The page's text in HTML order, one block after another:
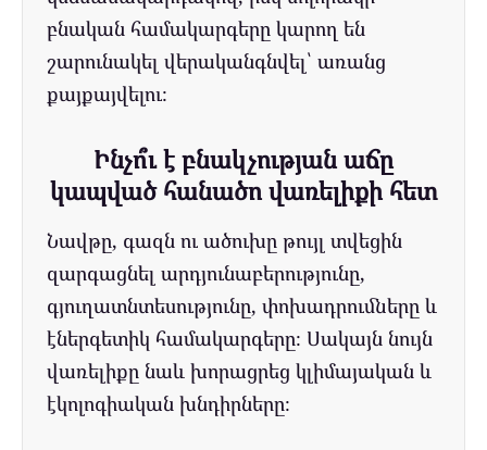
բնական համակարգերը կարող են
շարունակել վերականգնվել՝ առանց
քայքայվելու։
Ինչո՞ւ է բնակչության աճը
կապված հանածո վառելիքի հետ
Նավթը, գազն ու ածուխը թույլ տվեցին
զարգացնել արդյունաբերությունը,
գյուղատնտեսությունը, փոխադրումները և
էներգետիկ համակարգերը։ Սակայն նույն
վառելիքը նաև խորացրեց կլիմայական և
էկոլոգիական խնդիրները։